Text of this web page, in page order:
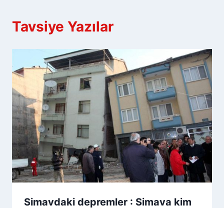
Tavsiye Yazılar
Simavdaki depremler : Simava kim